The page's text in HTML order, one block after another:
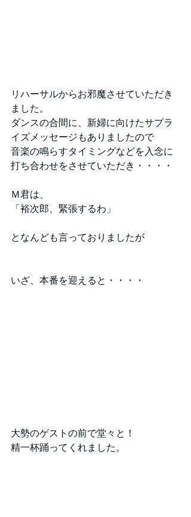
リハーサルからお邪魔させていただき
ました。
ダンスの合間に、新婦に向けたサプラ
イズメッセージもありましたので
音楽の鳴らすタイミングなどを入念に
打ち合わせをさせていただき・・・・
Ｍ君は、
「裕次郎、緊張するわ」
となんども言っておりましたが
いざ、本番を迎えると・・・・
大勢のゲストの前で堂々と！
精一杯踊ってくれました。